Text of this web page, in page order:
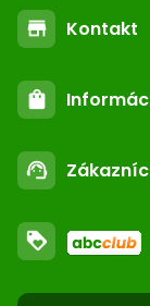
store Kontakt
location_on
Nižné
email
shopping_bag
Registrácia / login
Kontakt
O nás
Nastavenia súborov
support_agent
Obchodné
Dodacie podmienky
loyalty
Použite body a